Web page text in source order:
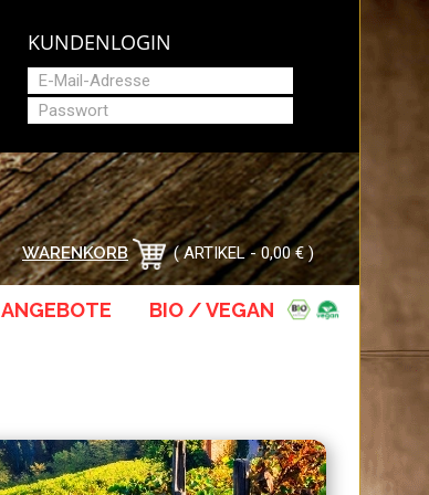
KUNDENLOGIN
EINLOGGEN
NOCH KEIN KUNDE? HIER REGISTRIEREN
WARENKORB ARTIKEL - 0,00 €
ANGEBOTE BIO / VEGAN